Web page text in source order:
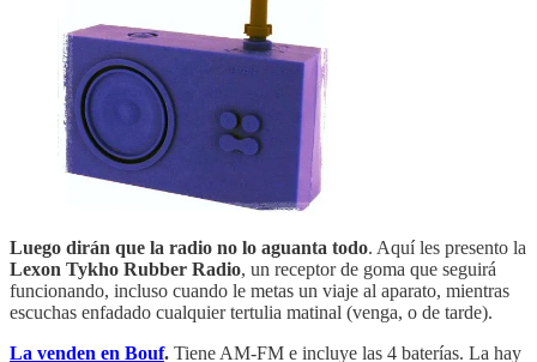
Luego dirán que la radio no lo aguanta todo. Aquí les presento la
Lexon Tykho Rubber Radio, un receptor de goma que seguirá
funcionando, incluso cuando le metas un viaje al aparato, mientras
escuchas enfadado cualquier tertulia matinal (venga, o de tarde).
La venden en Bouf. Tiene AM-FM e incluye las 4 baterías. La hay